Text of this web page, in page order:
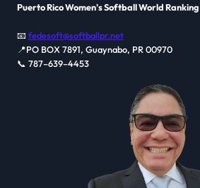
Puerto Rico Women's Softball World Ranking
📧 fedesoft@softballpr.net
📍PO BOX 7891, Guaynabo, PR 00970
📞 787–639–4453